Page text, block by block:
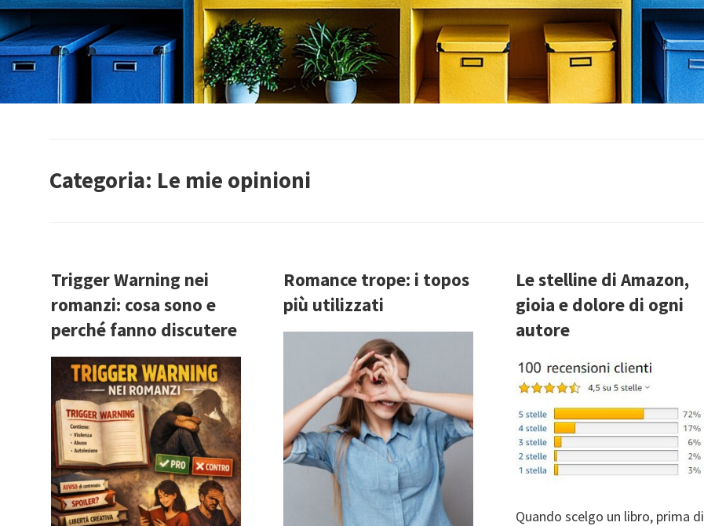
Categoria: Le mie opinioni
Trigger Warning nei
romanzi: cosa sono e
perché fanno discutere
OPINIONI
Romance trope: i topos
più utilizzati
OPINIONI
Le stelline di Amazon,
gioia e dolore di ogni
autore
LE MIE
OPINIONI
Quando scelgo un libro, prima di